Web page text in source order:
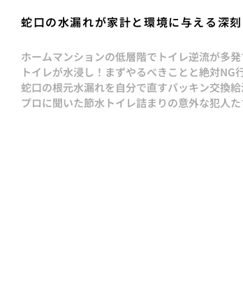
蛇口の水漏れが家計と環境に与える深
ホームマンションの低層階でトイレ逆流が多
トイレが水浸し！まずやるべきことと絶対NG
蛇口の根元水漏れを自分で直すパッキン交換
プロに聞いた節水トイレ詰まりの意外な犯人た